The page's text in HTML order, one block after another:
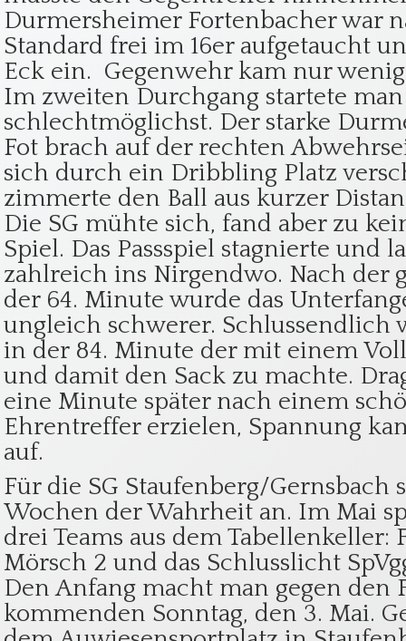
Durmersheimer Fortenbacher war
Standard frei im 16er aufgetaucht
Eck ein. Gegenwehr kam nur
Im zweiten Durchgang startete
schlechtmöglichst. Der starke
Fot brach auf der rechten
sich durch ein Dribbling Platz
zimmerte den Ball aus kurzer
Die SG mühte sich, fand aber zu
Spiel. Das Passspiel stagnierte und
zahlreich ins Nirgendwo. Nach der
der 64. Minute wurde das
ungleich schwerer. Schlussendlich
in der 84. Minute der mit einem
und damit den Sack zu machte.
eine Minute später nach einem
Ehrentreffer erzielen, Spannung
auf.
Für die SG Staufenberg/Gernsbach
Wochen der Wahrheit an. Im Mai
drei Teams aus dem Tabellenkeller:
Mörsch 2 und das Schlusslicht
Den Anfang macht man gegen den
kommenden Sonntag, den 3. Mai.